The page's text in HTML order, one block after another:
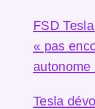
FSD
« pas
Tesla